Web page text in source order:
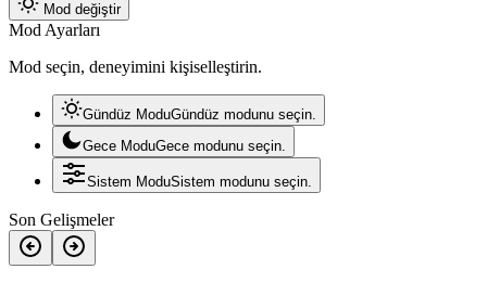
Mod değiştir
Mod Ayarları
Mod seçin, deneyimini kişiselleştirin.
Gündüz ModuGündüz modunu seçin.
Gece ModuGece modunu seçin.
Sistem ModuSistem modunu seçin.
Son Gelişmeler